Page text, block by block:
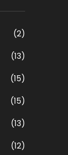
(2)
(13)
(15)
(15)
(13)
(12)